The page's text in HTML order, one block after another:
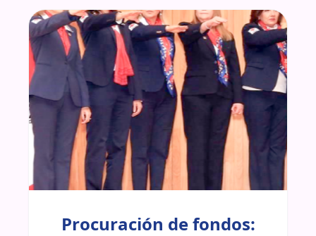
Procuración de fondos: